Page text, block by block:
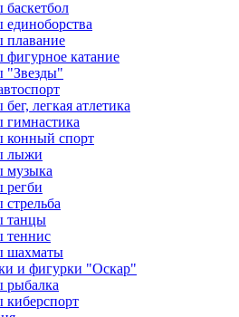
баскетбол
единоборства
плавание
фигурное катание
"Звезды"
легкая атлетика
гимнастика
конный спорт
лыжи
музыка
регби
танцы
теннис
шахматы
и фигурки "Оскар"
рыбалка
киберспорт